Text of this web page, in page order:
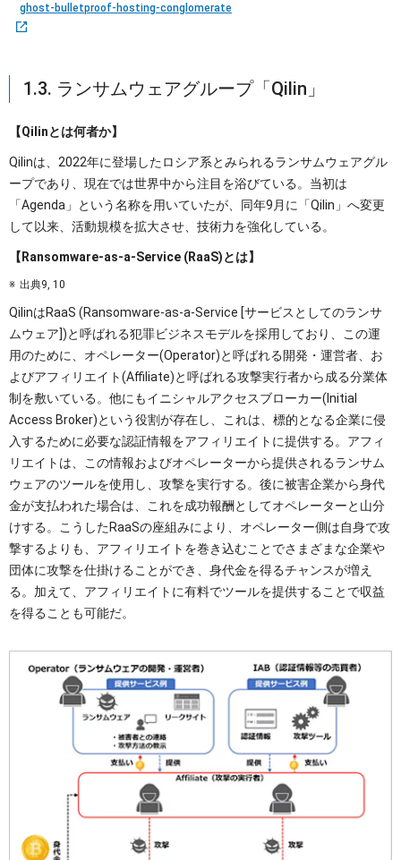
ghost-bulletproof-hosting-conglomerate
1.3. ランサムウェアグループ「Qilin」
【Qilinとは何者か】
Qilinは、2022年に登場したロシア系とみられるランサムウェアグル
ープであり、現在では世界中から注目を浴びている。当初は
「Agenda」という名称を用いていたが、同年9月に「Qilin」へ変更
して以来、活動規模を拡大させ、技術力を強化している。
【Ransomware-as-a-Service (RaaS)とは】
出典9, 10
QilinはRaaS (Ransomware-as-a-Service [サービスとしてのランサ
ムウェア])と呼ばれる犯罪ビジネスモデルを採用しており、この運
用のために、オペレーター(Operator)と呼ばれる開発・運営者、お
よびアフィリエイト(Affiliate)と呼ばれる攻撃実行者から成る分業体
制を敷いている。他にもイニシャルアクセスブローカー(Initial
Access Broker)という役割が存在し、これは、標的となる企業に侵
入するために必要な認証情報をアフィリエイトに提供する。アフィ
リエイトは、この情報およびオペレーターから提供されるランサム
ウェアのツールを使用し、攻撃を実行する。後に被害企業から身代
金が支払われた場合は、これを成功報酬としてオペレーターと山分
けする。こうしたRaaSの座組みにより、オペレーター側は自身で攻
撃するよりも、アフィリエイトを巻き込むことでさまざまな企業や
団体に攻撃を仕掛けることができ、身代金を得るチャンスが増え
る。加えて、アフィリエイトに有料でツールを提供することで収益
を得ることも可能だ。